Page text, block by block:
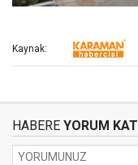
Kaynak:
HABERE YORUM KAT